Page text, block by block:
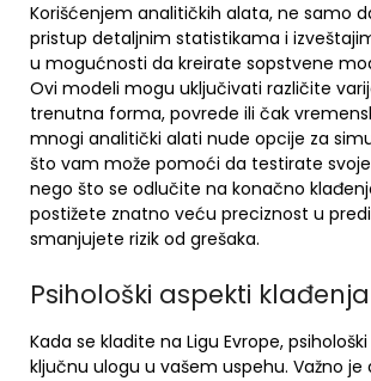
Korišćenjem analitičkih alata, ne samo
pristup detaljnim statistikama i
u mogućnosti da kreirate sopstvene
Ovi modeli mogu uključivati različite
trenutna forma, povrede ili čak
mnogi analitički alati nude opcije za
što vam može pomoći da testirate
nego što se odlučite na konačno
postižete znatno veću preciznost u
smanjujete rizik od grešaka.
Psihološki aspekti klađenja
Kada se kladite na Ligu Evrope,
ključnu ulogu u vašem uspehu. Važno